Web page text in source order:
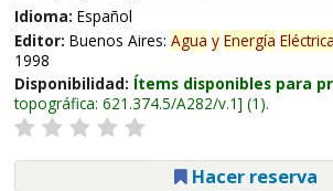
Idioma: Español
Editor: Buenos Aires: Agua y Energía
1998
Disponibilidad: Ítems disponibles para
topográfica: 621.374.5/A282/v.1 (1).
Hacer reserva